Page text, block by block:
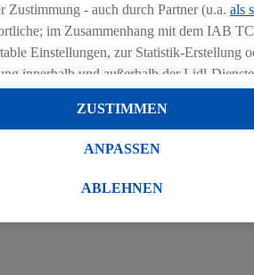
Zustimmung - auch durch Partner (u.a. als
im Zusammenhang mit dem IAB
Einstellungen, zur Statistik-Erstellung
innerhalb und außerhalb der Lidl-
für personalisierte Werbung werden
und um Dritten die Ausspielung von
auch Daten aus Ihrem Filial-
gestellt, damit dieser alseigenständig
ABLEHNEN
ANPASSEN
ZUSTIMMEN